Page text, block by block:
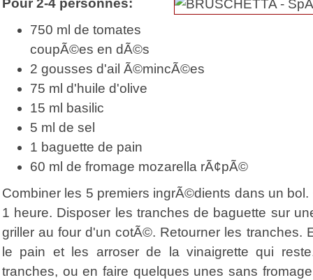
Pour 2-4 personnes:
750 ml de tomates
coupÃ©es en dÃ©s
2 gousses d'ail Ã©mincÃ©es
75 ml d'huile d'olive
15 ml basilic
5 ml de sel
1 baguette de pain
60 ml de fromage mozarella rÃ¢pÃ©
Combiner les 5 premiers ingrÃ©dients dans un
1 heure. Disposer les tranches de baguette sur
griller au four d'un cotÃ©. Retourner les tranches.
le pain et les arroser de la vinaigrette qui
tranches, ou en faire quelques unes sans